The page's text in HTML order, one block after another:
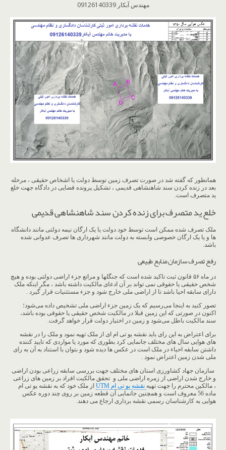
مهندس آبکار 09126140339
همانطور که گفته شد در صورت تصرف زمین توسط دولت یا اشخاص حقیقی ، مرحله
بعد در زنده کردن سند شاهنشاهی قدیمی ، تشکیل پرونده قضایی در دادگاه جهت خلع
ید متصرف است.
خلع ید متصرف برای زنده کردن سند شاهنشاهی قدیمی
ملک تصرف شده ممکن است توسط خود دولت یا یک ارگان نیمه دولتی مانند دانشگاه
ها و یا یک ارگان خصوصی وابسته به دولت مانند شهرداری ها تصرف عدوانی شده
باشد.
رفع تصرف سازمان منابع طبیعی
در ماه ۵۶ قانون ثبت تاکید شده است که جنگلها و مراتع جزء اراضی دولتی بوده و هیچ
شخص حقیقی یا حقوقی نمی تواند بر آن ادعای مالکیت داشته باشد ، مگر اینکه ملک
دارای سابقه احیا باشد تا از اراضی ملی خارج شود و جزء مستثنیات قرار گیرد .
تصور کنید به اینجا می‌رسیم که یک زمین جزء اراضی ملی تشخیص داده می‌شود؛
اکنون در صورتی که این زمین قبلا در مالکیت شخص حقیقی یا حقوقی بوده باشد،
سند مالکیت باطل می‌شود و زمین در اختیار دولت قرار خواهد گرفت.
برای اعتراض به این رای باید نقشه یو تی ام ای از ملک تهیه نمود و ملک را در نقشه
های هوایی سال های مختلف جانمایی کرد بطوری که مورد یا مواردی که تایید کننده
داشتن سابقه احیاء در ملک است در عکس ها دیده شود و بتوان با استناد به آن به رای
ملی شدن زمین اعتراض نمود .
سازمان جهاد کشاورزی استان های مختلف جهت بررسی سابقه زراعی بودن اراضی
و خارج شدن اراضی از زمره اراضی ملی و تحقق مالکیت افراد بر زمین های زراعی
، مالکین محترم را جهت تهیه نقشه یو تی ام UTM
از ملک خود که به نقشه یو تی ام
ماده 56 معروف است و همچنین جانمایی آن قطعه زمین بر روی چند دوره عکس
هوایی به کارشناسان رسمی نقشه برداری ارجاع می دهند.